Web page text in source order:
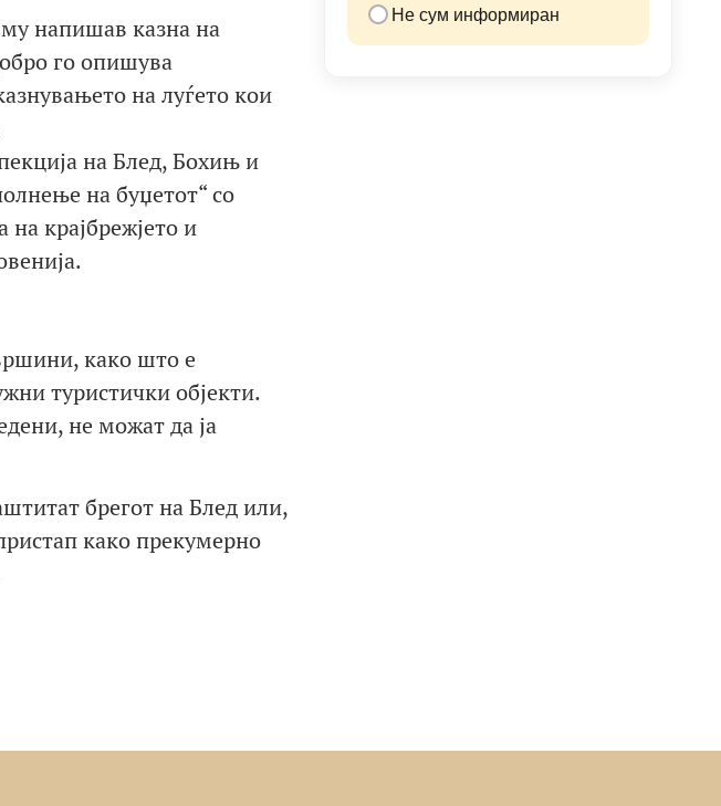
напишав казна на
го опишува
на луѓето кои
на Блед, Бохињ и
на буџетот“ со
на крајбрежјето и
како што е
туристички објекти.
не можат да ја
брегот на Блед или,
како прекумерно
Не сум информиран